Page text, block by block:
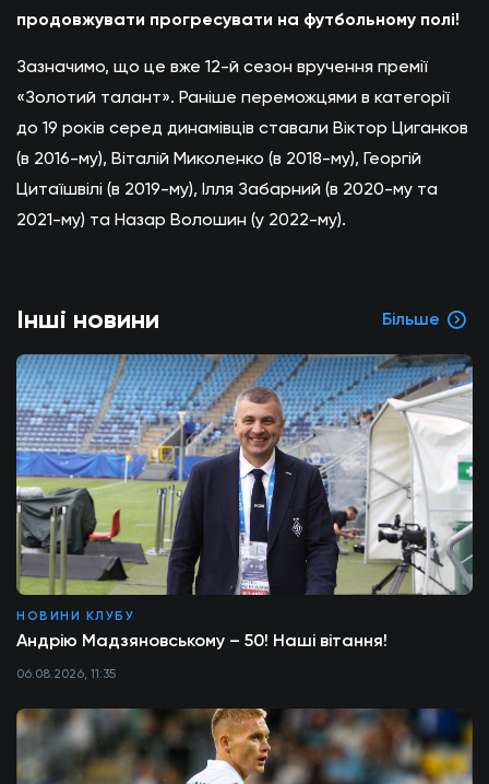
продовжувати прогресувати на футбольному полі!
Зазначимо, що це вже 12-й сезон вручення премії
«Золотий талант». Раніше переможцями в категорії
до 19 років серед динамівців ставали Віктор Циганков
(в 2016-му), Віталій Миколенко (в 2018-му), Георгій
Цитаїшвілі (в 2019-му), Ілля Забарний (в 2020-му та
2021-му) та Назар Волошин (у 2022-му).
Інші новини Більше
НОВИНИ КЛУБУ
Андрію Мадзяновському – 50! Наші вітання!
06.08.2026, 11:35